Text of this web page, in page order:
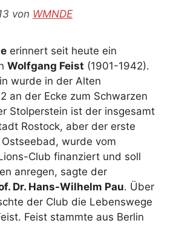
von WMNDE
erinnert seit heute ein
Wolfgang Feist (1901-1942).
wurde in der Alten
an der Ecke zum Schwarzen
Stolperstein ist der insgesamt
Rostock, aber der erste
wurde vom
Club finanziert und soll
anregen, sagte der
Dr. Hans-Wilhelm Pau. Über
der Club die Lebenswege
Feist stammte aus Berlin